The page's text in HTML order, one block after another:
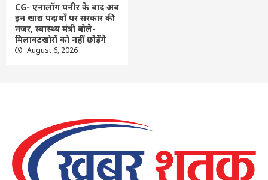
CG- एनालॉग पनीर के बाद अब
इन खाद्य पदार्थों पर सरकार की
नजर, स्वास्थ्य मंत्री बोले-
मिलावटखोरों को नहीं छोड़ेंगे
August 6, 2026